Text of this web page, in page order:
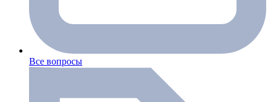
Все вопросы